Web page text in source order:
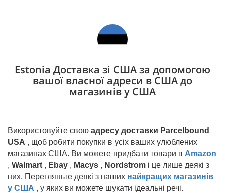
Estonia Доставка зі США за допомогою
вашої власної адреси в США до
магазинів у США
Використовуйте свою адресу доставки Parcelbound
USA , щоб робити покупки в усіх ваших улюблених
магазинах США. Ви можете придбати товари в Amazon
, Walmart , Ebay , Macys , Nordstrom і це лише деякі з
них. Перегляньте деякі з наших найкращих магазинів
у США , у яких ви можете шукати ідеальні речі.